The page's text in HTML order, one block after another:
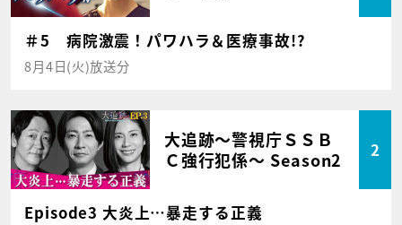
＃5 病院激震！パワハラ＆医療事故!?
8月4日(火)放送分
大追跡～警視庁ＳＳＢ
Ｃ強行犯係～ Season2
2
Episode3 大炎上…暴走する正義